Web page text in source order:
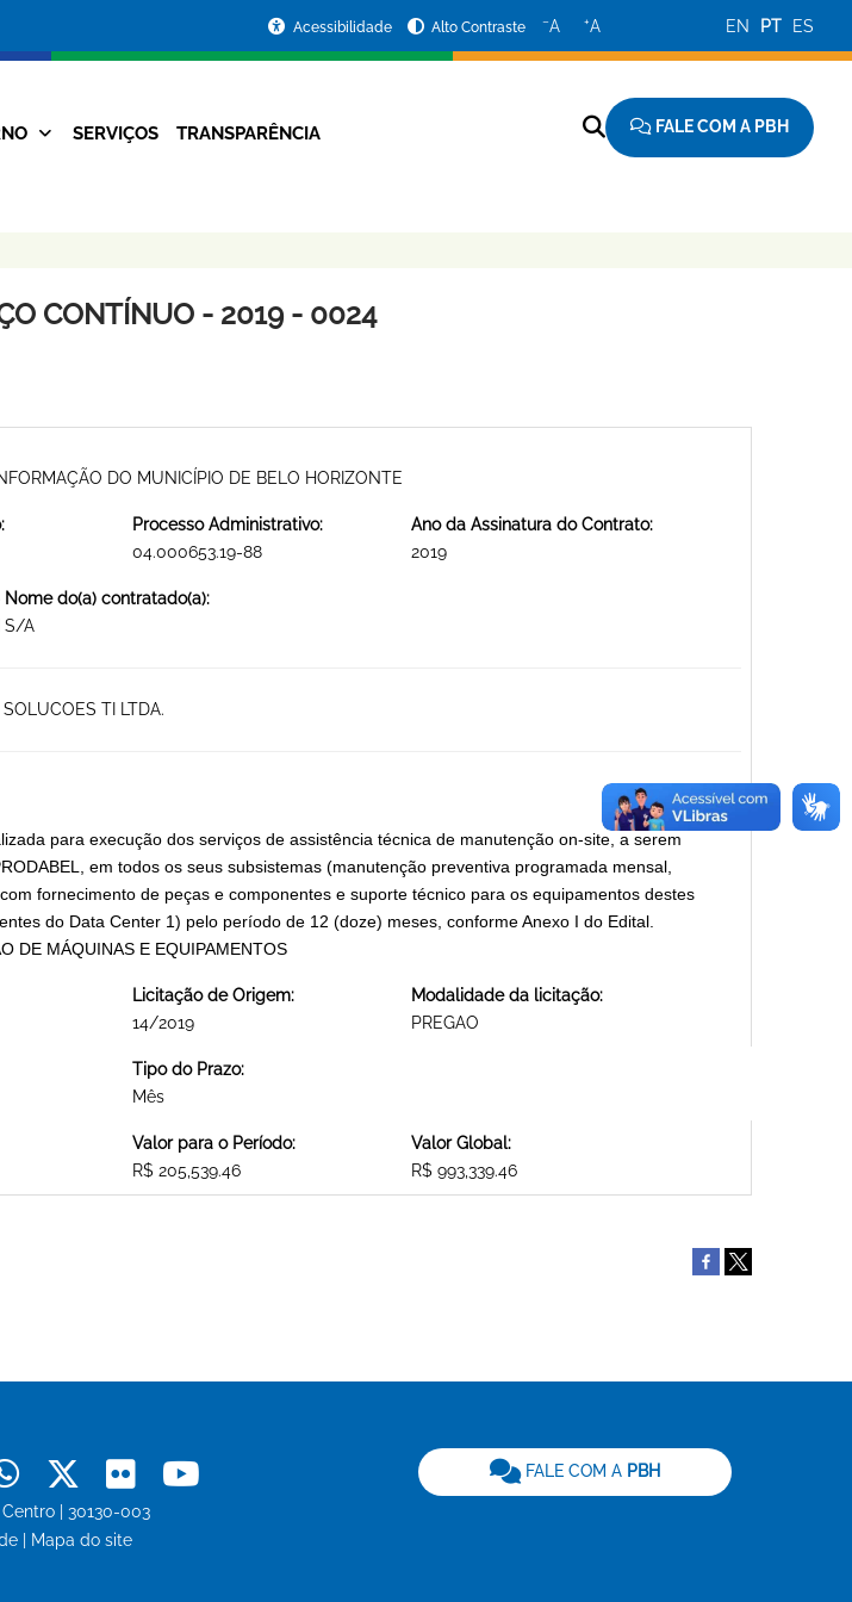
Acessibilidade Alto Contraste −A +A EN PT ES
SERVIÇOS TRANSPARÊNCIA FALE COM A PBH
CONTÍNUO - 2019 - 0024
DO MUNICÍPIO DE BELO HORIZONTE
Processo Administrativo:
04.000653.19-88
Ano da Assinatura do Contrato:
2019
do(a) contratado(a):
S/A
TI LTDA.
para execução dos serviços de assistência técnica de manutenção on-site, a serem
em todos os seus subsistemas (manutenção preventiva programada mensal,
fornecimento de peças e componentes e suporte técnico para os equipamentos destes
do Data Center 1) pelo período de 12 (doze) meses, conforme Anexo I do Edital.
DE MÁQUINAS E EQUIPAMENTOS
Licitação de Origem:
14/2019
Modalidade da licitação:
PREGAO
Tipo do Prazo:
Mês
Valor para o Período:
R$ 205,539.46
Valor Global:
R$ 993,339.46
Whatsapp
X Flickr
Centro | 30130-003
Mapa do site
FALE COM A PBH